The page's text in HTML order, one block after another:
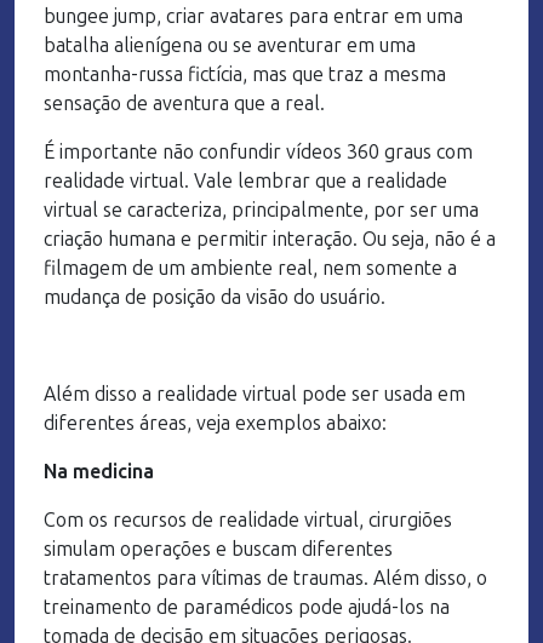
bungee jump, criar avatares para entrar em uma
batalha alienígena ou se aventurar em uma
montanha-russa fictícia, mas que traz a mesma
sensação de aventura que a real.
É importante não confundir vídeos 360 graus com
realidade virtual. Vale lembrar que a realidade
virtual se caracteriza, principalmente, por ser uma
criação humana e permitir interação. Ou seja, não é a
filmagem de um ambiente real, nem somente a
mudança de posição da visão do usuário.
Além disso a realidade virtual pode ser usada em
diferentes áreas, veja exemplos abaixo:
Na medicina
Com os recursos de realidade virtual, cirurgiões
simulam operações e buscam diferentes
tratamentos para vítimas de traumas. Além disso, o
treinamento de paramédicos pode ajudá-los na
tomada de decisão em situações perigosas.